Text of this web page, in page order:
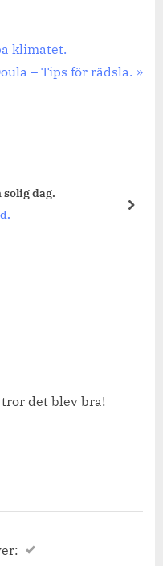
klimatet.
– Tips för rädsla.
next
tror det blev bra!